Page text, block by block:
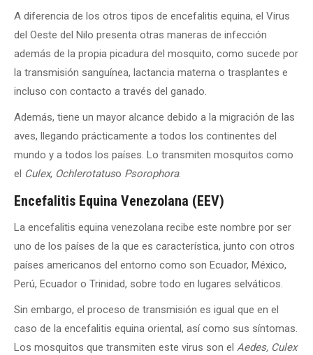
A diferencia de los otros tipos de encefalitis equina, el Virus
del Oeste del Nilo presenta otras maneras de infección
además de la propia picadura del mosquito, como sucede por
la transmisión sanguínea, lactancia materna o trasplantes e
incluso con contacto a través del ganado.
Además, tiene un mayor alcance debido a la migración de las
aves, llegando prácticamente a todos los continentes del
mundo y a todos los países. Lo transmiten mosquitos como
el Culex, Ochlerotatuso Psorophora.
Encefalitis Equina Venezolana (EEV)
La encefalitis equina venezolana recibe este nombre por ser
uno de los países de la que es característica, junto con otros
países americanos del entorno como son Ecuador, México,
Perú, Ecuador o Trinidad, sobre todo en lugares selváticos.
Sin embargo, el proceso de transmisión es igual que en el
caso de la encefalitis equina oriental, así como sus síntomas.
Los mosquitos que transmiten este virus son el Aedes, Culex